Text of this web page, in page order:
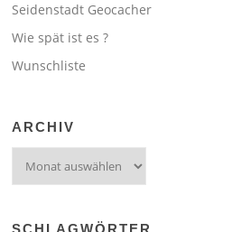
Seidenstadt Geocacher
Wie spät ist es ?
Wunschliste
ARCHIV